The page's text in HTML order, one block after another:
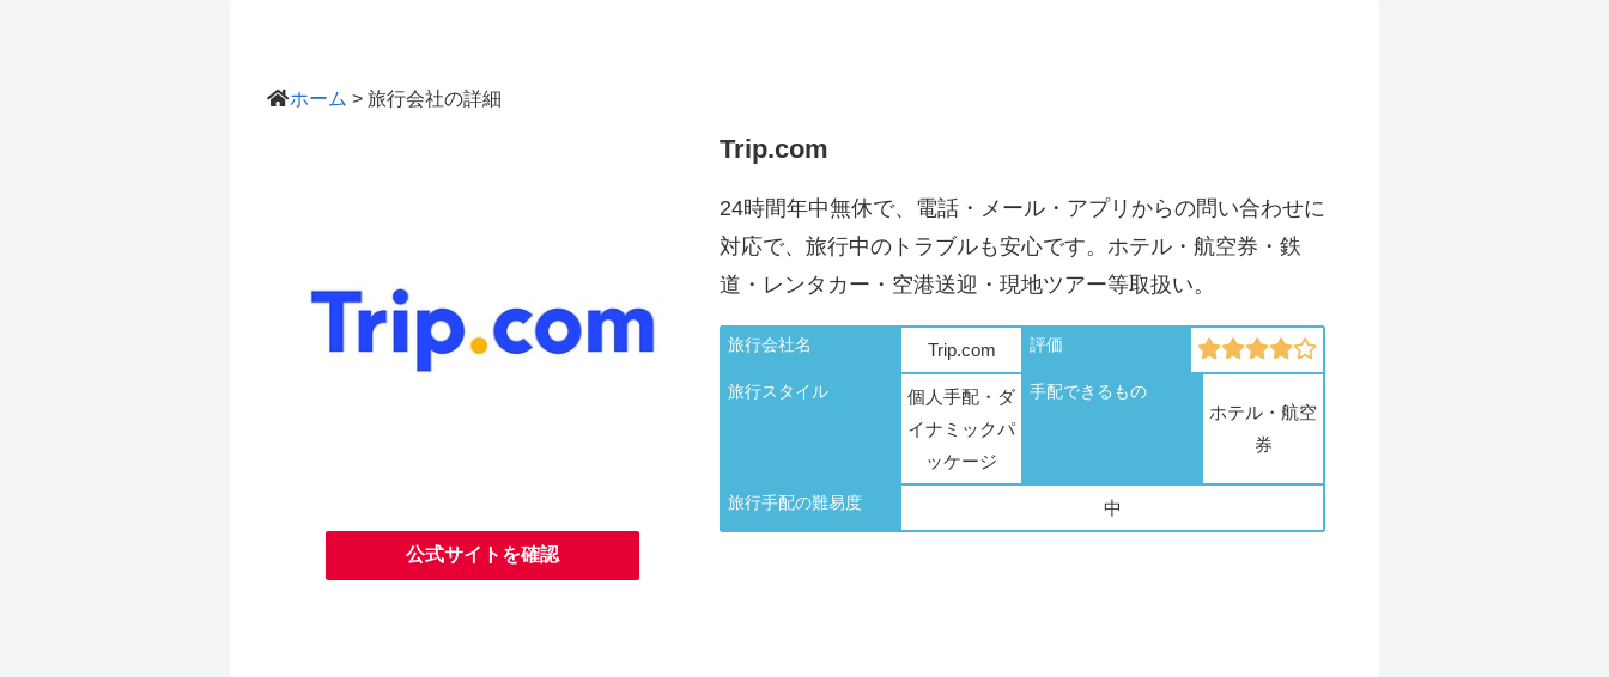
ホーム > 旅行会社の詳細
公式サイトを確認
Trip.com
24時間年中無休で、電話・メール・アプリからの問い合わせに
対応で、旅行中のトラブルも安心です。ホテル・航空券・鉄
道・レンタカー・空港送迎・現地ツアー等取扱い。
旅行会社名 Trip.com 評価
旅行スタイル
個人手配・ダ
イナミックパ
ッケージ
手配できるもの
ホテル・航空
券
旅行手配の難易度 中